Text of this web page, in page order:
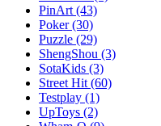
PinArt (43)
Poker(30)
Puzzle (29)
ShengShou (3)
SotaKids (3)
Street Hit (60)
Testplay (1)
UpToys (2)